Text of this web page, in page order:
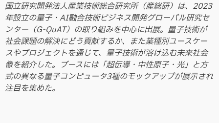
国立研究開発法人産業技術総合研究所（産総研）は、2023
年設立の量子・AI融合技術ビジネス開発グローバル研究セ
ンター（G-QuAT）の取り組みを中心に出展。量子技術が
社会課題の解決にどう貢献するか、また業種別ユースケー
スやプロジェクトを通じて、量子技術が溶け込む未来社会
像を紹介した。ブースには「超伝導・中性原子・光」と方
式の異なる量子コンピュータ3種のモックアップが展示され
注目を集めた。